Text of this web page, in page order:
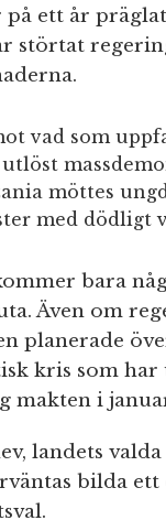
ett år
störtat
vad som
möttes
med dödligt
bara
Även om
planerade
kris som har
makten i
landets
bilda ett